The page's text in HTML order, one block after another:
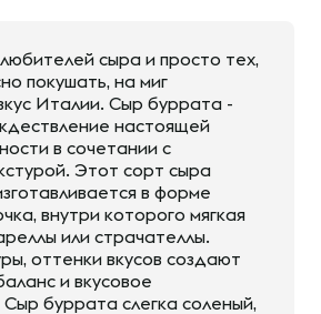
сыра и просто тех,
покушать, на миг
Италии. Сыр буррата -
настоящей
в сочетании с
Этот сорт сыра
в форме
внутри которого мягкая
или страчателлы.
оттенки вкусов создают
и вкусовое
буррата слегка соленый,